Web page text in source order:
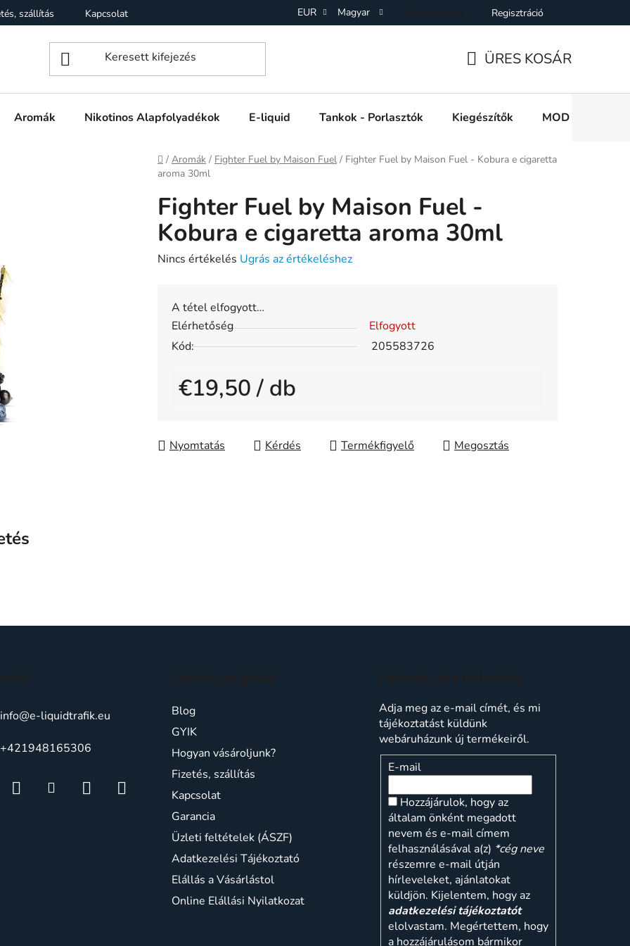
szállítás Kapcsolat Üzleti feltételek (ÁSZF) Adatkezelési Tájékoztató Elállás a Vásárlástol
EUR Magyar Regisztráció
ÜRES KOSÁR
Aromák Nikotinos Alapfolyadékok E-liquid Tankok - Porlasztók Kiegészítők MOD e cigi
Kezdőlap
/ Aromák / Fighter Fuel by Maison Fuel / Fighter Fuel by Maison Fuel - Kobura e cigaretta
aroma 30ml
Fighter Fuel by Maison Fuel -
Kobura e cigaretta aroma 30ml
A
értékelése
ből
csillag.
Nincs értékelés Ugrás az értékeléshez
A tétel elfogyott…
Elérhetőség
Elfogyott
Kód:
205583726
€19,50/ db
Nyomtatás Kérdés Megosztás
info@e-liquidtrafik.eu
+421948165306
Blog
GYIK
Hogyan vásároljunk?
Fizetés, szállítás
Kapcsolat
Garancia
Üzleti feltételek (ÁSZF)
Adatkezelési Tájékoztató
Elállás a Vásárlástol
Online Elállási Nyilatkozat
Adja meg az e-mail címét, és mi
tájékoztatást küldünk
webáruházunk új termékeiről.
E-mail
Hozzájárulok, hogy az
általam önként megadott
nevem és e-mail címem
felhasználásával a(z) *cég neve
részemre e-mail útján
hírleveleket, ajánlatokat
küldjön. Kijelentem, hogy az
adatkezelési tájékoztatót
elolvastam. Megértettem, hogy
a hozzájárulásom bármikor